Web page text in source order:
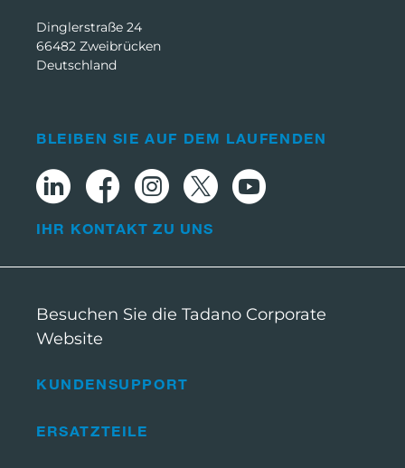
Dinglerstraße 24
66482 Zweibrücken
Deutschland
KUNDENSUPPORT
ERSATZTEILE
BLEIBEN SIE AUF DEM LAUFENDEN
IHR KONTAKT ZU UNS
Besuchen Sie die Tadano Corporate
Website